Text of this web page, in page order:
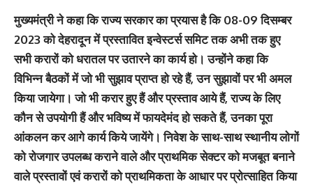
मुख्यमंत्री ने कहा कि राज्य सरकार का प्रयास है कि 08-09 दिसम्बर
2023 को देहरादून में प्रस्तावित इन्वेस्टर्स समिट तक अभी तक हुए
सभी करारों को धरातल पर उतारने का कार्य हो। उन्होंने कहा कि
विभिन्न बैठकों में जो भी सुझाव प्राप्त हो रहे हैं, उन सुझावों पर भी अमल
किया जायेगा। जो भी करार हुए हैं और प्रस्ताव आये हैं, राज्य के लिए
कौन से उपयोगी हैं और भविष्य में फायदेमंद हो सकते हैं, उनका पूरा
आंकलन कर आगे कार्य किये जायेंगे। निवेश के साथ-साथ स्थानीय लोगों
को रोजगार उपलब्ध कराने वाले और प्राथमिक सेक्टर को मजबूत बनाने
वाले प्रस्तावों एवं करारों को प्राथमिकता के आधार पर प्रोत्साहित किया